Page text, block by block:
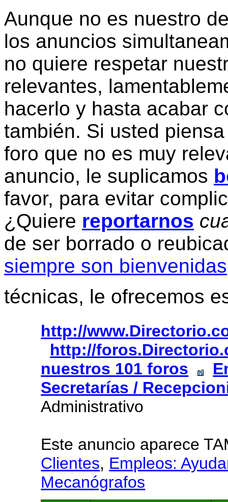
Aunque no es nuestro
los anuncios
no quiere respetar
relevantes,
hacerlo y hasta acabar
también. Si usted
foro que no es muy
anuncio, le suplicamos
favor, para evitar
¿Quiere reportarnos
de ser borrado o
siempre son bienvenidas
técnicas, le ofrecemos
http://
http://
nuestros 101 foros
Secretarías /
Administrativo
Este anuncio aparece
Clientes, Empleos:
Mecanógrafos